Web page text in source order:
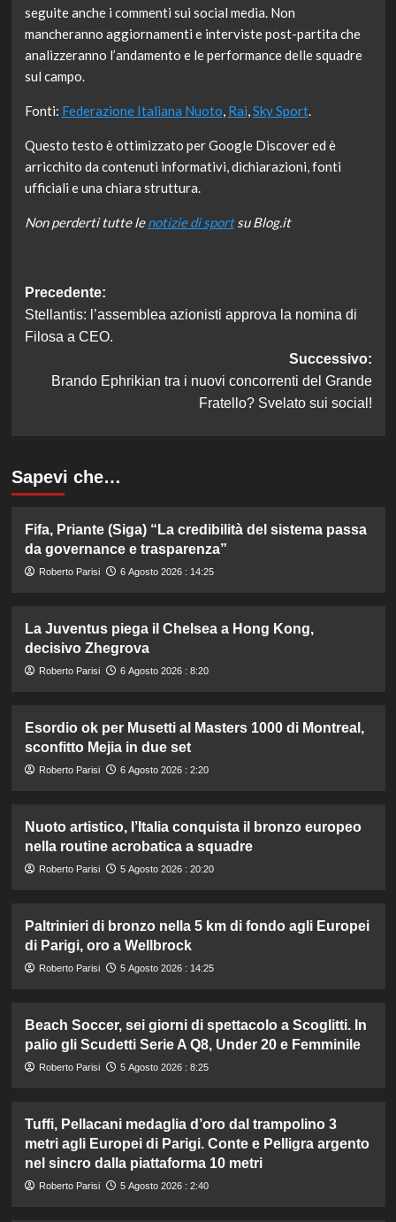
seguite anche i commenti sui social media. Non
mancheranno aggiornamenti e interviste post-partita che
analizzeranno l’andamento e le performance delle squadre
sul campo.
Fonti: Federazione Italiana Nuoto, Rai,Sky Sport.
Questo testo è ottimizzato per Google Discover ed è
arricchito da contenuti informativi, dichiarazioni, fonti
ufficiali e una chiara struttura.
Non perderti tutte lenotizie di sportsu Blog.it
Navigazione
articolo
Precedente:
Stellantis: l’assemblea azionisti approva la nomina di
Filosa a CEO.
Successivo:
Brando Ephrikian tra i nuovi concorrenti del Grande
Fratello? Svelato sui social!
Sapevi che…
Fifa, Priante (Siga) “La credibilità del sistema passa
da governance e trasparenza”
Roberto Parisi 6 Agosto 2026 : 14:25
La Juventus piega il Chelsea a Hong Kong,
decisivo Zhegrova
Roberto Parisi 6 Agosto 2026 : 8:20
Esordio ok per Musetti al Masters 1000 di Montreal,
sconfitto Mejia in due set
Roberto Parisi 6 Agosto 2026 : 2:20
Nuoto artistico, l’Italia conquista il bronzo europeo
nella routine acrobatica a squadre
Roberto Parisi 5 Agosto 2026 : 20:20
Paltrinieri di bronzo nella 5 km di fondo agli Europei
di Parigi, oro a Wellbrock
Roberto Parisi 5 Agosto 2026 : 14:25
Beach Soccer, sei giorni di spettacolo a Scoglitti. In
palio gli Scudetti Serie A Q8, Under 20 e Femminile
Roberto Parisi 5 Agosto 2026 : 8:25
Tuffi, Pellacani medaglia d’oro dal trampolino 3
metri agli Europei di Parigi. Conte e Pelligra argento
nel sincro dalla piattaforma 10 metri
Roberto Parisi 5 Agosto 2026 : 2:40